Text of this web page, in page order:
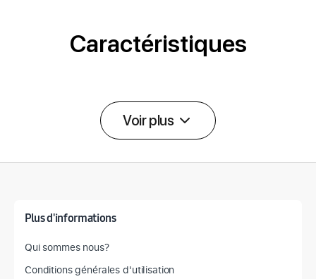
Caractéristiques
Voir plus
Plus d'informations
Qui sommes nous?
Conditions générales d'utilisation